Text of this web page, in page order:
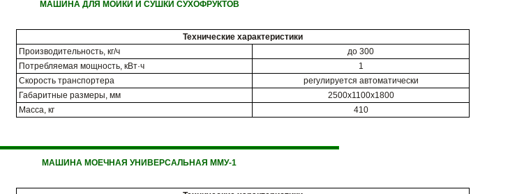
МАШИНА ДЛЯ МОЙКИ И СУШКИ СУХОФРУКТОВ
Технические характеристики
Производительность, кг/ч
до 300
Потребляемая мощность, кВт·ч
1
Скорость транспортера
регулируется автоматически
Габаритные размеры, мм
2500x1100x1800
Масса, кг
410
МАШИНА МОЕЧНАЯ УНИВЕРСАЛЬНАЯ ММУ-1